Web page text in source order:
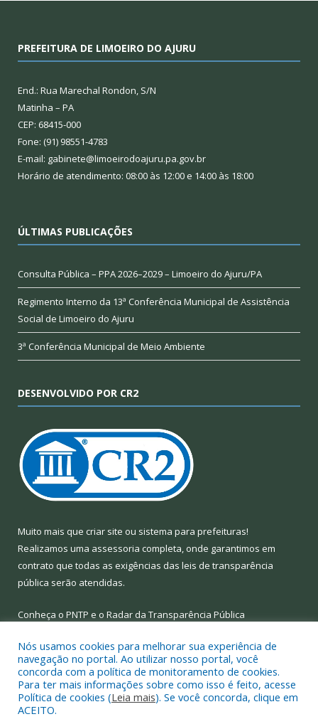
PREFEITURA DE LIMOEIRO DO AJURU
End.: Rua Marechal Rondon, S/N
Matinha – PA
CEP: 68415-000
Fone: (91) 98551-4783
E-mail: gabinete@limoeirodoajuru.pa.gov.br
Horário de atendimento: 08:00 às 12:00 e 14:00 às 18:00
ÚLTIMAS PUBLICAÇÕES
Consulta Pública – PPA 2026–2029 – Limoeiro do Ajuru/PA
Regimento Interno da 13ª Conferência Municipal de Assistência
Social de Limoeiro do Ajuru
3ª Conferência Municipal de Meio Ambiente
DESENVOLVIDO POR CR2
Muito mais que criar site ou sistema para prefeituras!
Realizamos uma assessoria completa, onde garantimos em
contrato que todas as exigências das leis de transparência
pública serão atendidas.
Conheça o PNTP e o Radar da Transparência Pública
Todos os direitos reservados a Prefeitura Municipal de Limoeiro
do Ajuru.
Nós usamos cookies para melhorar sua experiência de
navegação no portal. Ao utilizar nosso portal, você
concorda com a política de monitoramento de cookies.
Para ter mais informações sobre como isso é feito, acesse
Política de cookies (Leia mais). Se você concorda, clique em
ACEITO.